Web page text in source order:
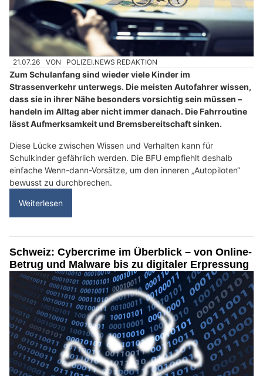
21.07.26 VON POLIZEI.NEWS REDAKTION
Zum Schulanfang sind wieder viele Kinder im
Strassenverkehr unterwegs. Die meisten Autofahrer wissen,
dass sie in ihrer Nähe besonders vorsichtig sein müssen –
handeln im Alltag aber nicht immer danach. Die Fahrroutine
lässt Aufmerksamkeit und Bremsbereitschaft sinken.
Diese Lücke zwischen Wissen und Verhalten kann für
Schulkinder gefährlich werden. Die BFU empfiehlt deshalb
einfache Wenn-dann-Vorsätze, um den inneren „Autopiloten“
bewusst zu durchbrechen.
Weiterlesen
Schweiz: Cybercrime im Überblick – von Online-
Betrug und Malware bis zu digitaler Erpressung